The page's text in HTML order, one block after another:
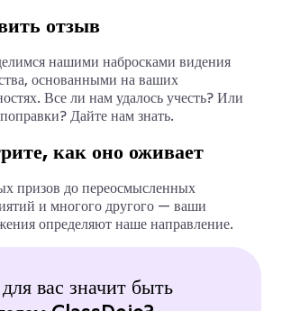
отзыв
нашими набросками видения
основанными на ваших
Все ли нам удалось учесть? Или
Дайте нам знать.
как оно оживает
призов до переосмысленных
и многого другого — ваши
определяют наше направление.
вас значит быть